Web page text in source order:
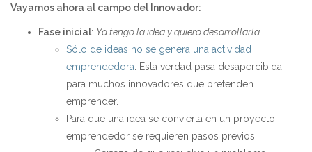
Vayamos ahora al campo del Innovador:
Fase inicial: Ya tengo la idea y quiero desarrollarla
Sólo de ideas no se genera una actividad
emprendedora . Esta verdad pasa desapercibida
para muchos innovadores que pretenden
emprender.
Para que una idea se convierta en un proyecto
emprendedor se requieren pasos previos: